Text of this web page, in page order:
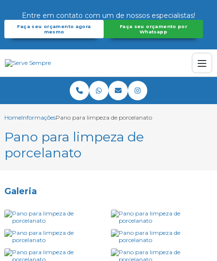
Entre em contato com um de nossos especialistas!
Faça seu orçamento agora
mesmo
Faça seu orçamento por
Whatsapp
HomeInformaçõesPano para limpeza de porcelanato
Pano para limpeza de
porcelanato
Galeria